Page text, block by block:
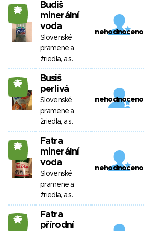
25
Budiš
minerální
voda
Slovenské
pramene a
žriedla, a.s.
nehodnoceno
25
Busiš
perlivá
Slovenské
pramene a
žriedla, a.s.
nehodnoceno
25
Fatra
minerální
voda
Slovenské
pramene a
žriedla, a.s.
nehodnoceno
25
Fatra
přírodní